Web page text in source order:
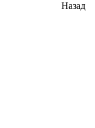
Назад